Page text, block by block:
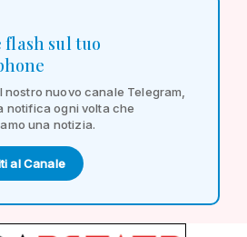
flash sul tuo
nostro nuovo canale Telegram,
notifica ogni volta che
una notizia.
al Canale